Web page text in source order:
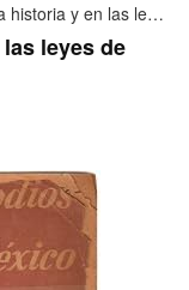
La masonería en la historia y en las leyes de Méjico .
leyes de